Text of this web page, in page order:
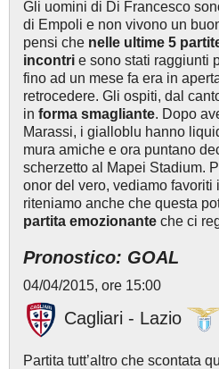
Gli uomini di Di Francesco
di Empoli e non vivono un
pensi che nelle ultime 5
incontri e sono stati raggiunti
fino ad un mese fa era in
retrocedere. Gli ospiti, dal
in forma smagliante. Dopo
Marassi, i gialloblu hanno
mura amiche e ora puntano
scherzetto al Mapei Stadium.
onor del vero, vediamo favoriti
riteniamo anche che questa
partita emozionante che ci
Pronostico: GOAL
04/04/2015, ore 15:00
Cagliari - Lazio
Partita tutt’altro che scontata